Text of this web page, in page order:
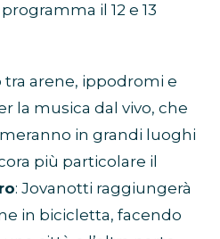
programma il 12 e 13
arene, ippodromi e
la musica dal vivo, che
in grandi luoghi
più particolare il
: Jovanotti raggiungerà
in bicicletta, facendo